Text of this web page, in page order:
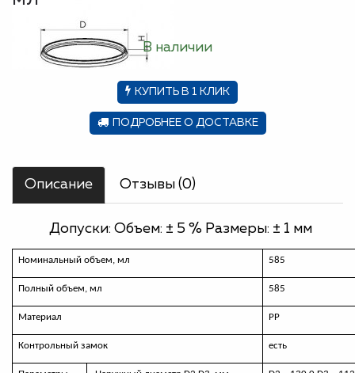
В наличии
КУПИТЬ В 1 КЛИК
ПОДРОБНЕЕ О ДОСТАВКЕ
Описание Отзывы (0)
Допуски: Объем: ± 5 % Размеры: ± 1 мм
Номинальный объем, мл 585
Полный объем, мл 585
Материал РР
Контрольный замок есть